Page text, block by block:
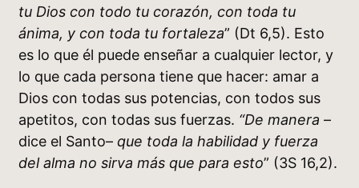
tu Dios con todo tu corazón, con toda tu
ánima, y con toda tu fortaleza” (Dt 6,5). Esto
es lo que él puede enseñar a cualquier lector, y
lo que cada persona tiene que hacer: amar a
Dios con todas sus potencias, con todos sus
apetitos, con todas sus fuerzas. “De manera–
dice el Santo– que toda la habilidad y fuerza
del alma no sirva más que para esto” (3S 16,2).